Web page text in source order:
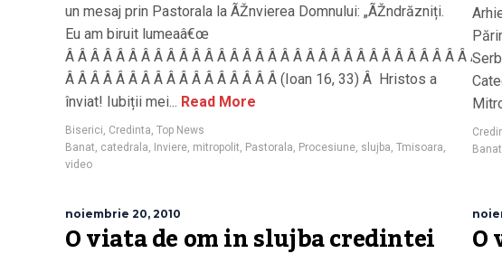
un mesaj prin Pastorala la ÃŽnvierea Domnului: „ÃŽndrăzniți.
Eu am biruit lumeaâ€œ
Â Â Â Â Â Â Â Â Â Â Â Â Â Â Â Â Â Â Â Â Â Â Â Â Â Â Â Â Â Â Â Â Â
Â Â Â Â Â Â Â Â Â Â Â Â Â Â Â Â Â (Ioan 16, 33) Â Hristos a
înviat! Iubiții mei... Read More
Biserici, Credinta, Top News
Banat, catedrala, Inviere, mitropolit, Pastorala, Procesiune, slujba, Tmisoara,
video
Banat
noiembrie 20, 2010
O viata de om in slujba credintei O